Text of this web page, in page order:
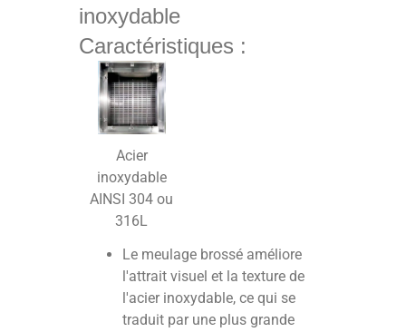
inoxydable
Caractéristiques :
Acier
inoxydable
AINSI 304 ou
316L
Le meulage brossé améliore
l'attrait visuel et la texture de
l'acier inoxydable, ce qui se
traduit par une plus grande